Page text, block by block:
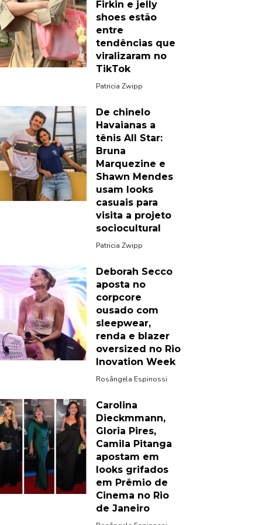
Firkin e jelly
shoes estão
entre
tendências que
viralizaram no
TikTok
Patricia Zwipp
De chinelo
Havaianas a
tênis All Star:
Bruna
Marquezine e
Shawn Mendes
usam looks
casuais para
visita a projeto
sociocultural
Patricia Zwipp
Deborah Secco
aposta no
corpcore
ousado com
sleepwear,
renda e blazer
oversized no Rio
Inovation Week
Rosângela Espinossi
Carolina
Dieckmmann,
Gloria Pires,
Camila Pitanga
apostam em
looks grifados
em Prêmio de
Cinema no Rio
de Janeiro